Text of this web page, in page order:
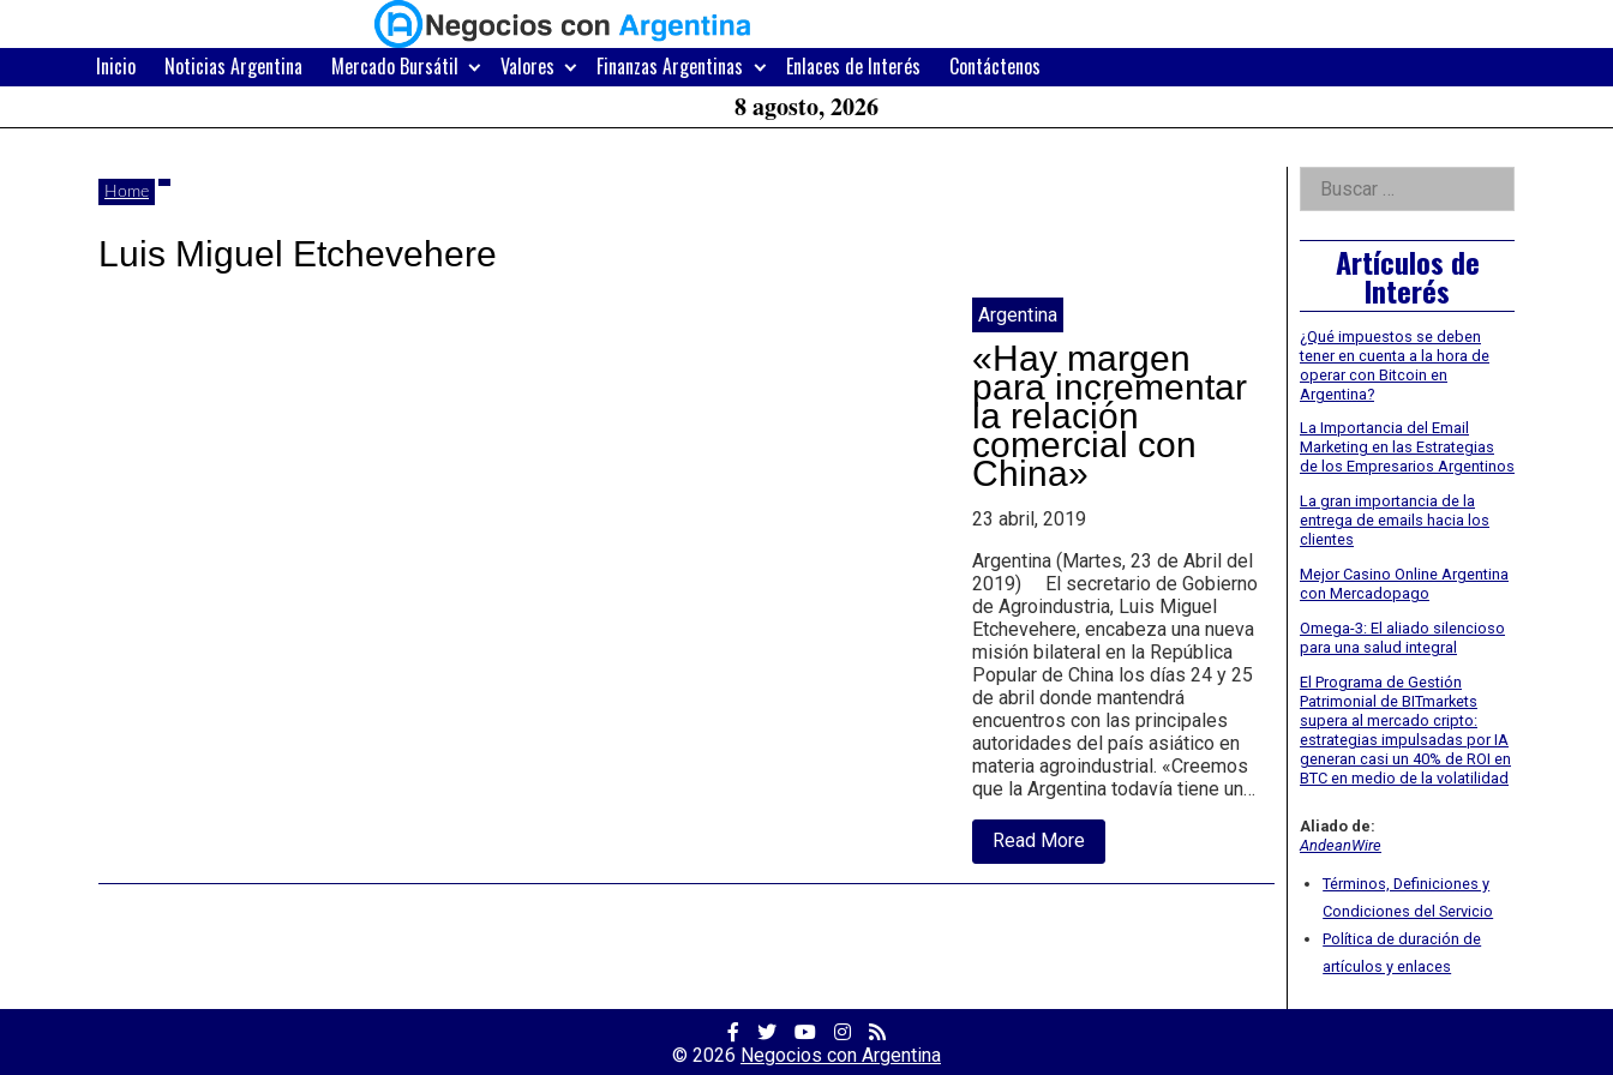
content
Negocios
con
Últimas
noticias,
y
actualidad
Area
Inicio Noticias Argentina Mercado Bursátil Valores Finanzas Argentinas Enlaces de Interés Contáctenos
8 agosto, 2026
Home
Luis Miguel Etchevehere
Argentina
«Hay margen
para incrementar
la relación
comercial con
China»
23 abril, 2019
Argentina (Martes, 23 de Abril del
2019) El secretario de Gobierno
de Agroindustria, Luis Miguel
Etchevehere, encabeza una nueva
misión bilateral en la República
Popular de China los días 24 y 25
de abril donde mantendrá
encuentros con las principales
autoridades del país asiático en
materia agroindustrial. «Creemos
que la Argentina todavía tiene un…
Read Moreabout
«Hay
margen
China»
Right
Asides
Buscar:
Artículos de
Interés
¿Qué impuestos se deben
tener en cuenta a la hora de
operar con Bitcoin en
Argentina?
La Importancia del Email
Marketing en las Estrategias
de los Empresarios Argentinos
La gran importancia de la
entrega de emails hacia los
clientes
Mejor Casino Online Argentina
con Mercadopago
Omega-3: El aliado silencioso
para una salud integral
El Programa de Gestión
Patrimonial de BITmarkets
supera al mercado cripto:
estrategias impulsadas por IA
generan casi un 40% de ROI en
BTC en medio de la volatilidad
Aliado de:
AndeanWire
Términos, Definiciones y
Condiciones del Servicio
Política de duración de
artículos y enlaces
Facebook
Profile
Twitter
Profile
YouTube
Channel
Facebook
Profile
RSS
Feed
© 2026 Negocios con Argentina